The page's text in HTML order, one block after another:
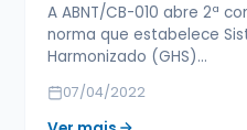
A ABNT/CB-010 abre 2ª
norma que estabelece
Harmonizado (GHS)...
07/04/2022